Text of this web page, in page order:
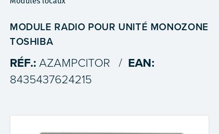
MODULE RADIO POUR UNITÉ MONOZONE
TOSHIBA
RÉF.: AZAMPCITOR / EAN:
8435437624215